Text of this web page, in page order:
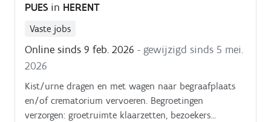
PUES in HERENT
Vaste jobs
Online sinds 9 feb. 2026 - gewijzigd sinds 5 mei.
2026
Kist/urne dragen en met wagen naar begraafplaats
en/of crematorium vervoeren. Begroetingen
verzorgen: groetruimte klaarzetten, bezoekers